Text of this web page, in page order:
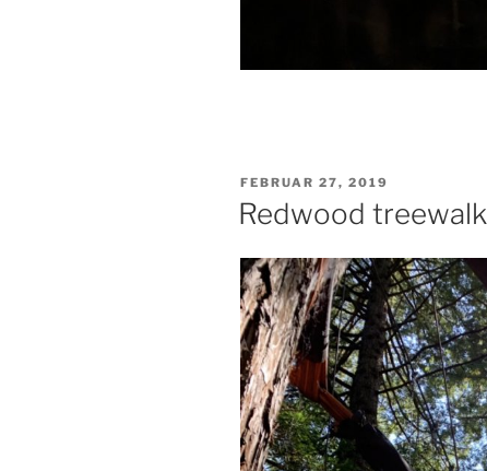
VERÖFFENTLICHT
AM
FEBRUAR 27, 2019
Redwood treewalk